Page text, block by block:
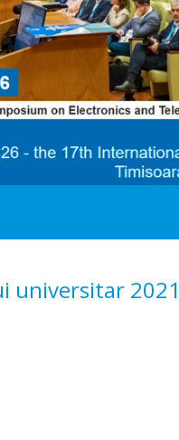
universitar